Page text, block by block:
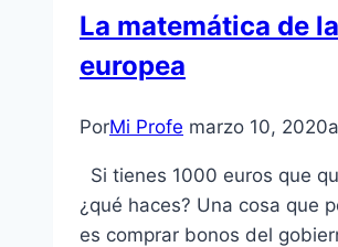
La matemática de
europea
PorMi Profe marzo 10, 2020
Si tienes 1000 euros que
¿qué haces? Una cosa que
es comprar bonos del